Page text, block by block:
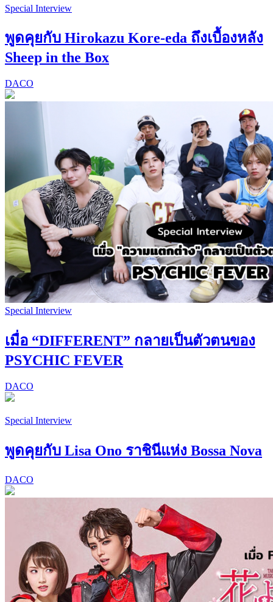
Special Interview
พูดคุยกับ Hirokazu Kore-eda ถึงเบื้องหลัง
Sheep in the Box
DACO
Special Interview
เมื่อ “DIFFERENT” กลายเป็นตัวตนของ
PSYCHIC FEVER
DACO
Special Interview
พูดคุยกับ Lisa Ono ราชินีแห่ง Bossa Nova
DACO